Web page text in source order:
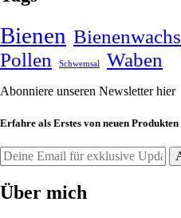
Bienen Bienenwachs
Pollen Schwemsal Waben
Abonniere unseren Newsletter hier
Erfahre als Erstes von neuen Produkten
Über mich